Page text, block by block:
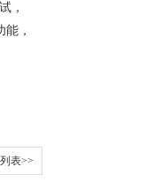
，
，
表>>